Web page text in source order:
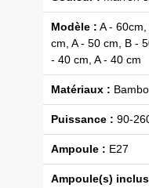
Modèle : A -
cm, A - 50 cm, B -
- 40 cm, A - 40 cm
Matériaux :
Puissance : 90-
Ampoule : E27
Ampoule(s)